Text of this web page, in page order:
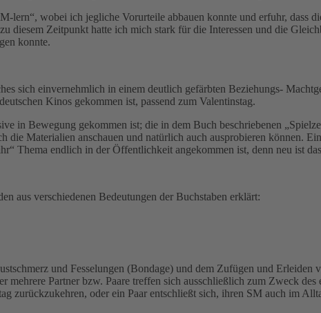
lern“, wobei ich jegliche Vorurteile abbauen konnte und erfuhr, dass
diesem Zeitpunkt hatte ich mich stark für die Interessen und die
konnte.
sich einvernehmlich in einem deutlich gefärbten Beziehungs-
Kinos gekommen ist, passend zum Valentinstag.
in Bewegung gekommen ist; die in dem Buch beschriebenen
Materialien anschauen und natürlich auch ausprobieren können.
Thema endlich in der Öffentlichkeit angekommen ist, denn neu ist
aus verschiedenen Bedeutungen der Buchstaben erklärt:
und Fesselungen (Bondage) und dem Zufügen und Erleiden
Partner bzw. Paare treffen sich ausschließlich zum Zweck des
zurückzukehren, oder ein Paar entschließt sich, ihren SM auch im